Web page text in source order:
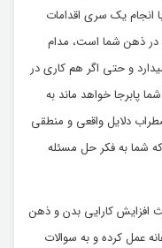
انجام یک سری اقدامات
در ذهن شما است، مدام
و حتی اگر هم کاری در
پابرجا خواهد ماند به
دلایل واقعی و منطقی
شما به فکر حل مسئله
افزایش کارایی بدن و ذهن
عمل کرده و به سوالات